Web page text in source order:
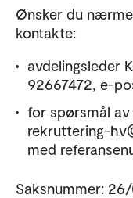
Ønsker du
kontakte:
avdelingsleder
92667472, e-
for spørsmål
rekruttering-
med
Saksnummer: